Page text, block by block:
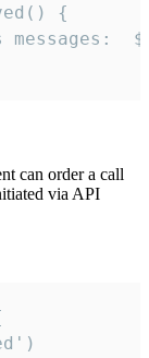
{
can order a call
via API